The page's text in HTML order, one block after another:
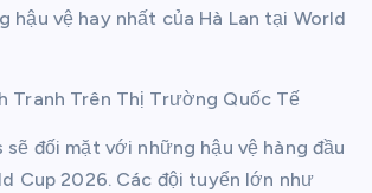
hậu vệ hay nhất của Hà Lan tại World
Tranh Trên Thị Trường Quốc Tế
sẽ đối mặt với những hậu vệ hàng đầu
Cup 2026. Các đội tuyển lớn như